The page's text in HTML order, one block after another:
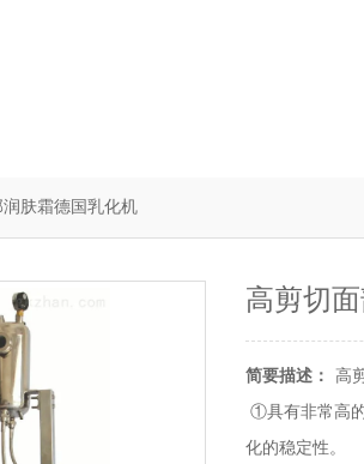
润肤霜德国乳化机
高剪切
简要描述：
高
①具有非常高
化的稳定性。